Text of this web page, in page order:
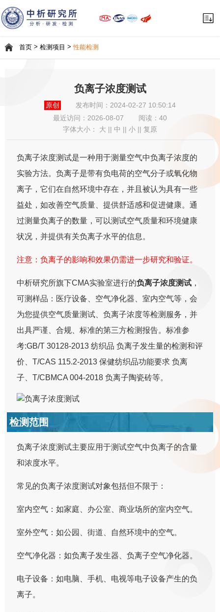
首页> 检测项目 >性能检测
负离子浓度测试
原创
发布时间：2024-02-27 10:50:14
最近访问：2026-08-07
阅读：40
字体大小： 大 中 小 复原
负离子浓度测试是一种用于测量空气中负离子浓度的
实验方法。负离子是带有负电荷的空气分子或氧化物
离子，它们在自然环境中存在，并且被认为具有一些
益处，如改善空气质量、提供舒适感和促进健康。通
过测量负离子的数量，可以测试空气质量和环境健康
状况，并提供有关负离子水平的信息。
注意：负离子的影响和效果仍需进一步研究和验证。
中析研究所旗下CMA实验室进行的负离子浓度测试 ，
可测样品：医疗设备、空气净化器、室内空气等，会
为您提供空气质量测试、负离子浓度等检测服务，并
出具严谨、合规、标准的第三方检测报告。标准参
考:GB/T 30128-2013 纺织品 负离子发生量的检测和评
价、T/CAS 115.2-2013 保健纺织品功能要求 负离
子、T/CBMCA 004-2018 负离子陶瓷砖等。
检测范围
负离子浓度测试主要应用于测试空气中负离子的含量
和浓度水平。
常见的负离子浓度测试对象包括但不限于：
室内空气：如家庭、办公室、商业场所的室内空气。
室外空气：如公园、街道、自然环境中的空气。
空气净化器：如负离子发生器、负离子空气净化器。
电子设备：如电脑、手机、电视等电子设备产生的负
离子。